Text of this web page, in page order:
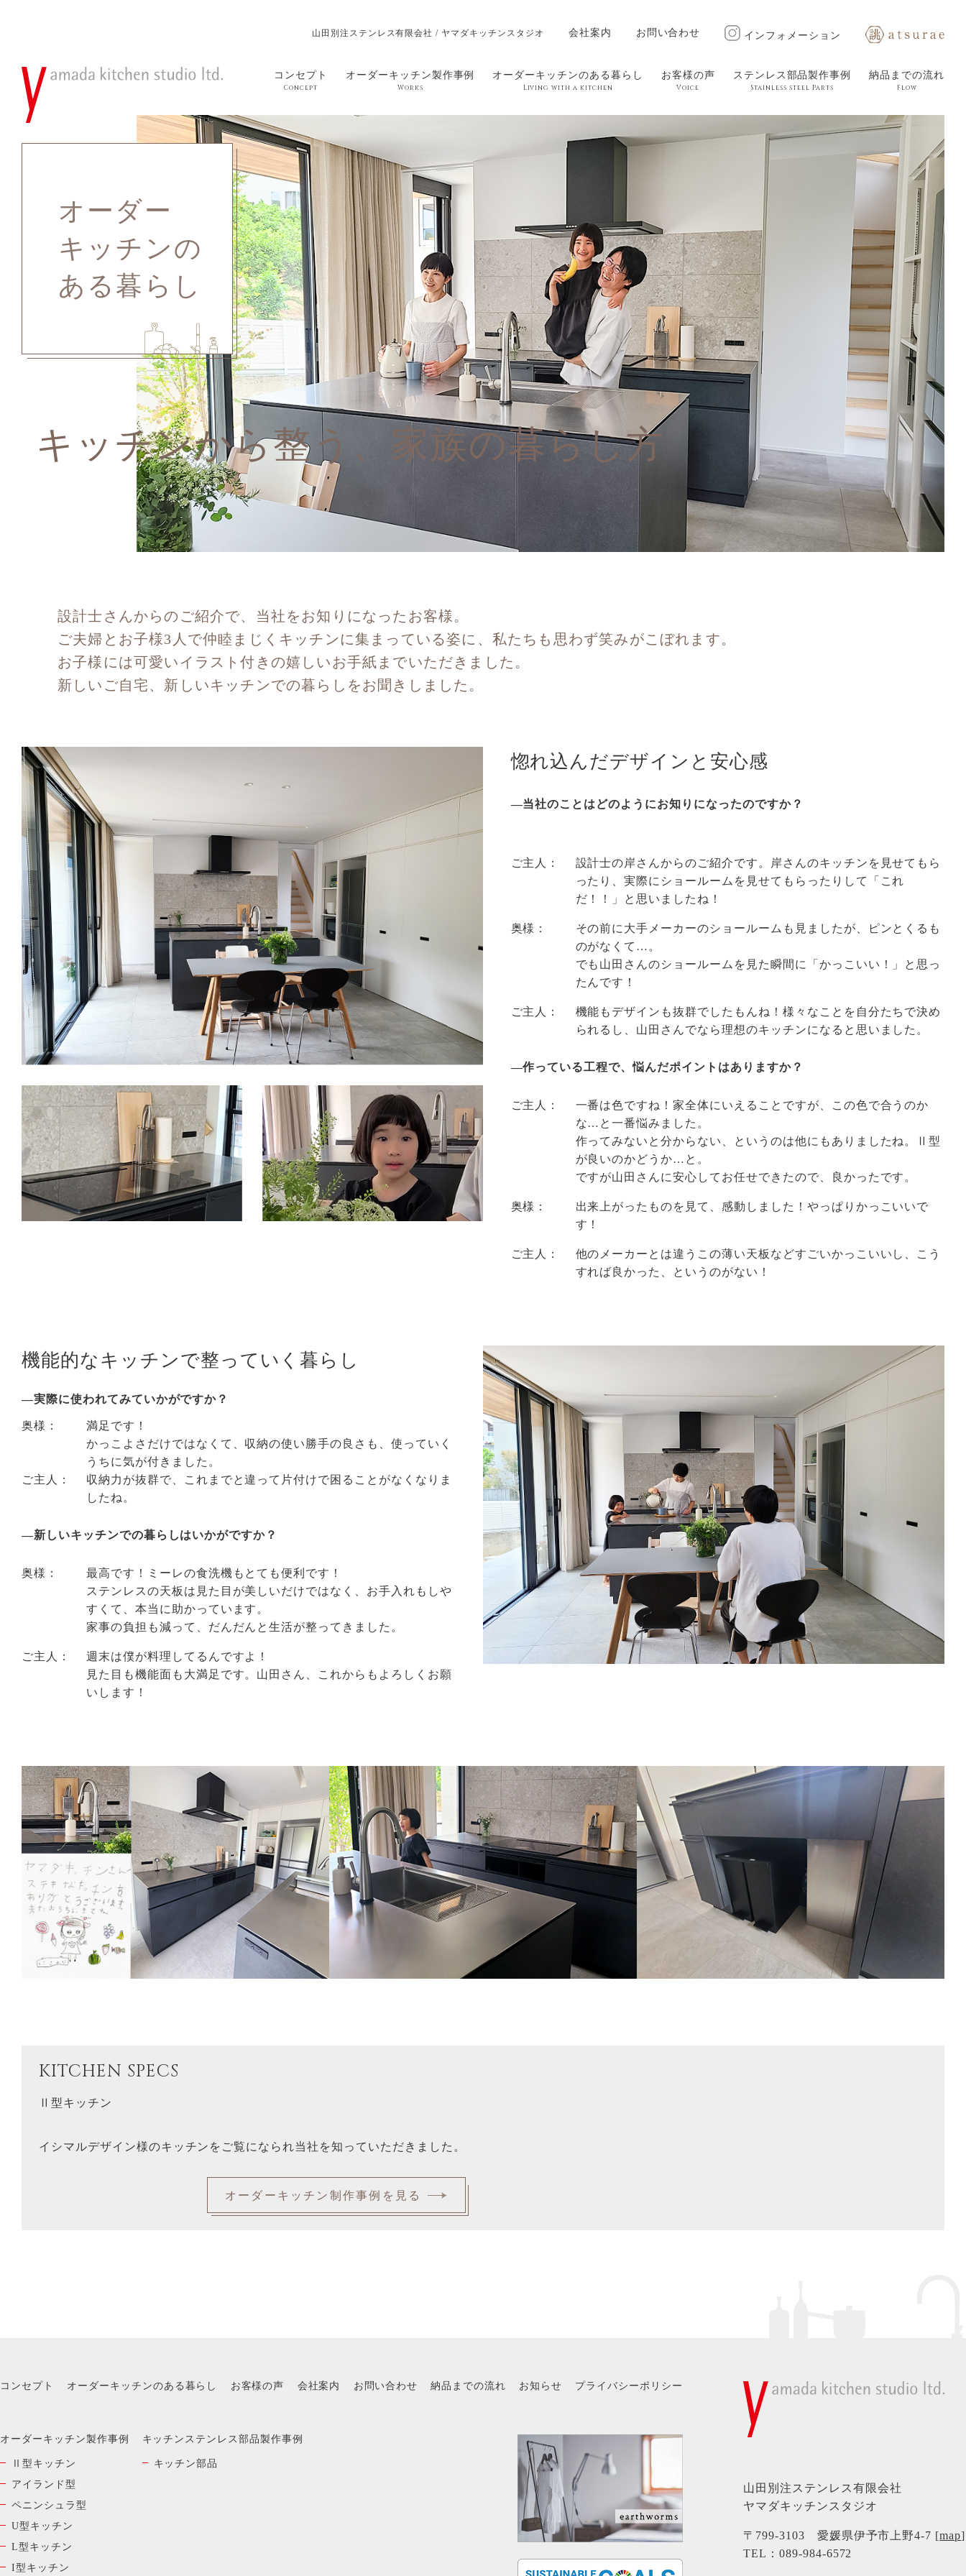
山田別注ステンレス有限会社 / ヤマダキッチンスタジオ 会社案内 お問い合わせ インフォメーション
コンセプト
Concept
オーダーキッチン製作事例
Works
オーダーキッチンのある暮らし
Living with a kitchen
お客様の声
Voice
ステンレス部品製作事例
Stainless steel Parts
納品までの流れ
Flow
オーダー
キッチンの
ある暮らし
キッチンから整う、家族の暮らし方
設計士さんからのご紹介で、当社をお知りになったお客様。
ご夫婦とお子様3人で仲睦まじくキッチンに集まっている姿に、私たちも思わず笑みがこぼれます。
お子様には可愛いイラスト付きの嬉しいお手紙までいただきました。
新しいご自宅、新しいキッチンでの暮らしをお聞きしました。
惚れ込んだデザインと安心感
―当社のことはどのようにお知りになったのですか？
ご主人：
設計士の岸さんからのご紹介です。岸さんのキッチンを見せてもら
ったり、実際にショールームを見せてもらったりして「これ
だ！！」と思いましたね！
奥様：
その前に大手メーカーのショールームも見ましたが、ピンとくるも
のがなくて…。
でも山田さんのショールームを見た瞬間に「かっこいい！」と思っ
たんです！
ご主人：
機能もデザインも抜群でしたもんね！様々なことを自分たちで決め
られるし、山田さんでなら理想のキッチンになると思いました。
―作っている工程で、悩んだポイントはありますか？
ご主人：
一番は色ですね！家全体にいえることですが、この色で合うのか
な…と一番悩みました。
作ってみないと分からない、というのは他にもありましたね。Ⅱ型
が良いのかどうか…と。
ですが山田さんに安心してお任せできたので、良かったです。
奥様：
出来上がったものを見て、感動しました！やっぱりかっこいいで
す！
ご主人：
他のメーカーとは違うこの薄い天板などすごいかっこいいし、こう
すれば良かった、というのがない！
機能的なキッチンで整っていく暮らし
―実際に使われてみていかがですか？
奥様：
満足です！
かっこよさだけではなくて、収納の使い勝手の良さも、使っていく
うちに気が付きました。
ご主人：
収納力が抜群で、これまでと違って片付けで困ることがなくなりま
したね。
―新しいキッチンでの暮らしはいかがですか？
奥様：
最高です！ミーレの食洗機もとても便利です！
ステンレスの天板は見た目が美しいだけではなく、お手入れもしや
すくて、本当に助かっています。
家事の負担も減って、だんだんと生活が整ってきました。
ご主人：
週末は僕が料理してるんですよ！
見た目も機能面も大満足です。山田さん、これからもよろしくお願
いします！
KITCHEN SPECS
Ⅱ型キッチン
イシマルデザイン様のキッチンをご覧になられ当社を知っていただきました。
オーダーキッチン制作事例を見る
コンセプト オーダーキッチンのある暮らし お客様の声 会社案内 お問い合わせ 納品までの流れ お知らせ プライバシーポリシー
オーダーキッチン製作事例
Ⅱ型キッチン
アイランド型
ペニンシュラ型
U型キッチン
L型キッチン
I型キッチン
キッチンステンレス部品製作事例
キッチン部品
山田別注ステンレス有限会社
ヤマダキッチンスタジオ
〒799-3103 愛媛県伊予市上野4-7 [map]
TEL： 089-984-6572